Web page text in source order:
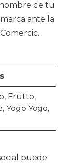
de tu
ante la
Frutto,
Yogo Yogo,
puede